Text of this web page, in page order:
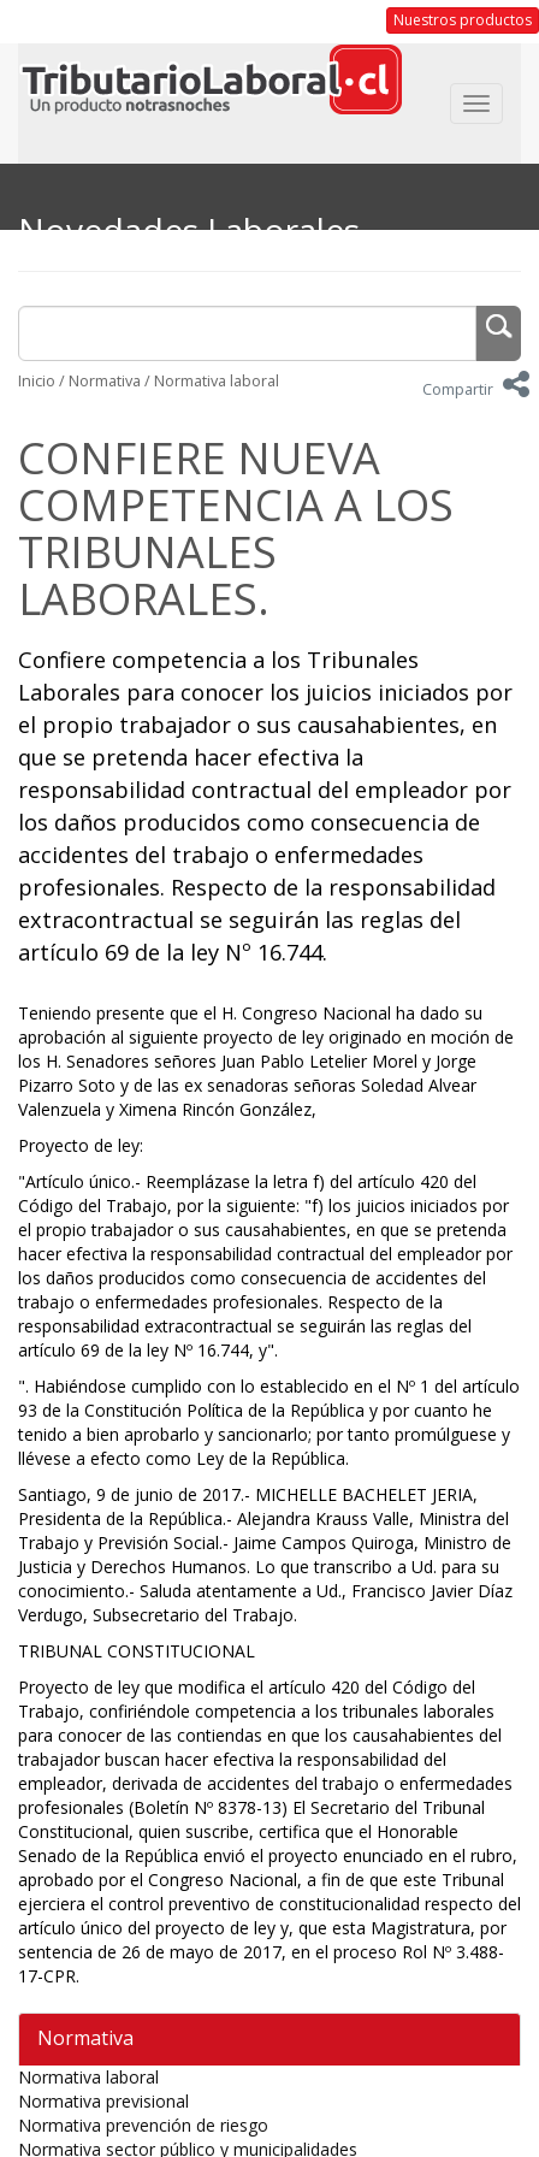
Nuestros productos
Toggle
Novedades Laborales
Inicio / Normativa / Normativa laboral Compartir
CONFIERE NUEVA
COMPETENCIA A LOS
TRIBUNALES
LABORALES.
Confiere competencia a los Tribunales
Laborales para conocer los juicios iniciados por
el propio trabajador o sus causahabientes, en
que se pretenda hacer efectiva la
responsabilidad contractual del empleador por
los daños producidos como consecuencia de
accidentes del trabajo o enfermedades
profesionales. Respecto de la responsabilidad
extracontractual se seguirán las reglas del
artículo 69 de la ley Nº 16.744.
Teniendo presente que el H. Congreso Nacional ha dado su
aprobación al siguiente proyecto de ley originado en moción de
los H. Senadores señores Juan Pablo Letelier Morel y Jorge
Pizarro Soto y de las ex senadoras señoras Soledad Alvear
Valenzuela y Ximena Rincón González,
Proyecto de ley:
"Artículo único.- Reemplázase la letra f) del artículo 420 del
Código del Trabajo, por la siguiente: "f) los juicios iniciados por
el propio trabajador o sus causahabientes, en que se pretenda
hacer efectiva la responsabilidad contractual del empleador por
los daños producidos como consecuencia de accidentes del
trabajo o enfermedades profesionales. Respecto de la
responsabilidad extracontractual se seguirán las reglas del
artículo 69 de la ley Nº 16.744, y".
". Habiéndose cumplido con lo establecido en el Nº 1 del artículo
93 de la Constitución Política de la República y por cuanto he
tenido a bien aprobarlo y sancionarlo; por tanto promúlguese y
llévese a efecto como Ley de la República.
Santiago, 9 de junio de 2017.- MICHELLE BACHELET JERIA,
Presidenta de la República.- Alejandra Krauss Valle, Ministra del
Trabajo y Previsión Social.- Jaime Campos Quiroga, Ministro de
Justicia y Derechos Humanos. Lo que transcribo a Ud. para su
conocimiento.- Saluda atentamente a Ud., Francisco Javier Díaz
Verdugo, Subsecretario del Trabajo.
TRIBUNAL CONSTITUCIONAL
Proyecto de ley que modifica el artículo 420 del Código del
Trabajo, confiriéndole competencia a los tribunales laborales
para conocer de las contiendas en que los causahabientes del
trabajador buscan hacer efectiva la responsabilidad del
empleador, derivada de accidentes del trabajo o enfermedades
profesionales (Boletín Nº 8378-13) El Secretario del Tribunal
Constitucional, quien suscribe, certifica que el Honorable
Senado de la República envió el proyecto enunciado en el rubro,
aprobado por el Congreso Nacional, a fin de que este Tribunal
ejerciera el control preventivo de constitucionalidad respecto del
artículo único del proyecto de ley y, que esta Magistratura, por
sentencia de 26 de mayo de 2017, en el proceso Rol Nº 3.488-
17-CPR.
Normativa
Normativa laboral
Normativa previsional
Normativa prevención de riesgo
Normativa sector público y municipalidades